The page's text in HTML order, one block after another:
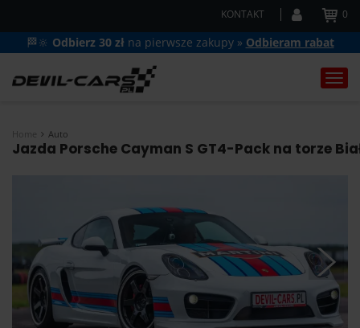
KONTAKT 0
🏁🔆 Odbierz 30 zł na pierwsze zakupy » Odbieram rabat
Home Auto
Jazda Porsche Cayman S GT4-Pack na torze